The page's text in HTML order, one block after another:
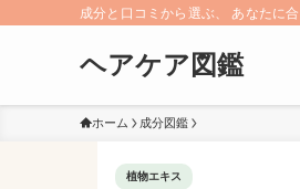
成分と口コミから選ぶ、 あなたに
ヘアケア図鑑
ホーム 成分図鑑
植物エキス